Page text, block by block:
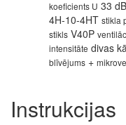
koeficients U 33 dB
4H-10-4HT stikla
stikls V40P
intensitāte divas
blīvējums +
Instrukcijas